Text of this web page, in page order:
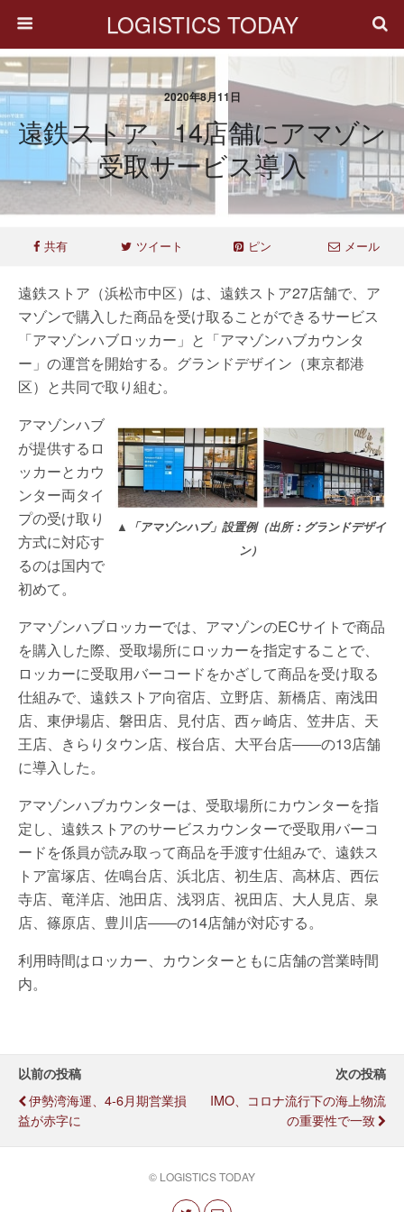
LOGISTICS TODAY
2020年8月11日
遠鉄ストア、14店舗にアマゾン
受取サービス導入
共有 ツイート ピン メール
遠鉄ストア（浜松市中区）は、遠鉄ストア27店舗で、ア
マゾンで購入した商品を受け取ることができるサービス
「アマゾンハブロッカー」と「アマゾンハブカウンタ
ー」の運営を開始する。グランドデザイン（東京都港
区）と共同で取り組む。
▲「アマゾンハブ」設置例（出所：グランドデザイ
ン）
アマゾンハブ
が提供するロ
ッカーとカウ
ンター両タイ
プの受け取り
方式に対応す
るのは国内で
初めて。
アマゾンハブロッカーでは、アマゾンのECサイトで商品
を購入した際、受取場所にロッカーを指定することで、
ロッカーに受取用バーコードをかざして商品を受け取る
仕組みで、遠鉄ストア向宿店、立野店、新橋店、南浅田
店、東伊場店、磐田店、見付店、西ヶ崎店、笠井店、天
王店、きらりタウン店、桜台店、大平台店――の13店舗
に導入した。
アマゾンハブカウンターは、受取場所にカウンターを指
定し、遠鉄ストアのサービスカウンターで受取用バーコ
ードを係員が読み取って商品を手渡す仕組みで、遠鉄ス
トア富塚店、佐鳴台店、浜北店、初生店、高林店、西伝
寺店、竜洋店、池田店、浅羽店、祝田店、大人見店、泉
店、篠原店、豊川店――の14店舗が対応する。
利用時間はロッカー、カウンターともに店舗の営業時間
内。
以前の投稿
伊勢湾海運、4-6月期営業損
益が赤字に
次の投稿
IMO、コロナ流行下の海上物流
の重要性で一致
© LOGISTICS TODAY